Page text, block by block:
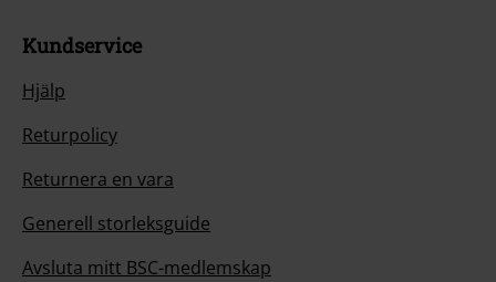
Kundservice
Hjälp
Returpolicy
Returnera en vara
Generell storleksguide
Avsluta mitt BSC-medlemskap